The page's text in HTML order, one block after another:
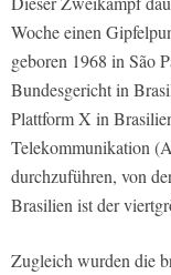
Woche einen
geboren 1968 in São
Bundesgericht in
Plattform X in
Telekommunikation
durchzuführen, von
Brasilien ist der
Zugleich wurden die